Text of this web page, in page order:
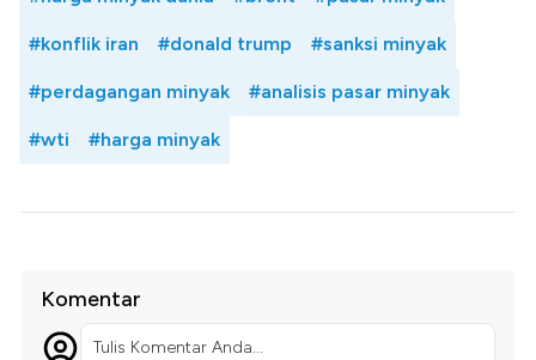
#konflik iran #donald trump #sanksi minyak
#perdagangan minyak #analisis pasar minyak
#wti #harga minyak
Komentar
Tulis Komentar Anda...